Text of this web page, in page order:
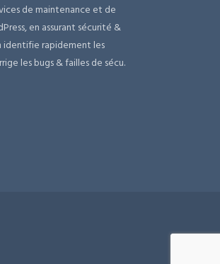
de maintenance et de
en assurant sécurité &
rapidement les
les bugs & failles de sécu.